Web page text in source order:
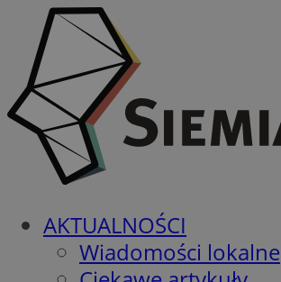
AKTUALNOŚCI
Wiadomości lokalne